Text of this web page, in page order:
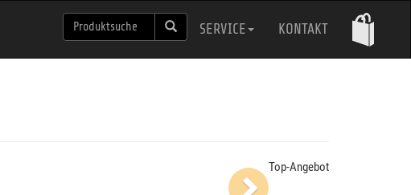
SERVICE KONTAKT
Top-Angebot
Next